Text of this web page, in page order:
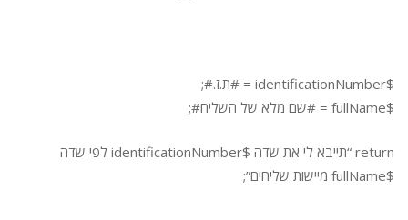
$identificationNumber = #ת.ז.#;
$fullName = #שם מלא של השליח#;
return “תייבא לי את שדה $identificationNumber לפי שדה
$fullName מיישות שליחים”;